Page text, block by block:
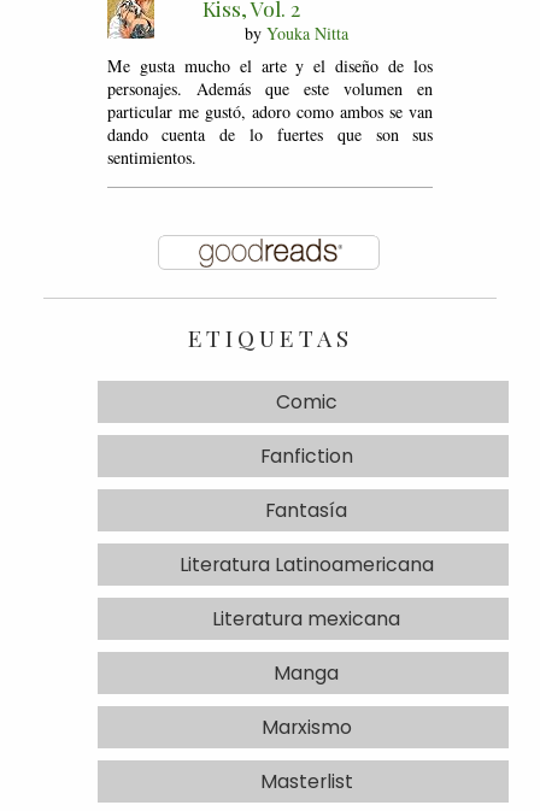
Kiss, Vol. 2
by Youka Nitta
Me gusta mucho el arte y el diseño de los
personajes. Además que este volumen en
particular me gustó, adoro como ambos se van
dando cuenta de lo fuertes que son sus
sentimientos.
ETIQUETAS
Comic
Fanfiction
Fantasía
Literatura Latinoamericana
Literatura mexicana
Manga
Marxismo
Masterlist